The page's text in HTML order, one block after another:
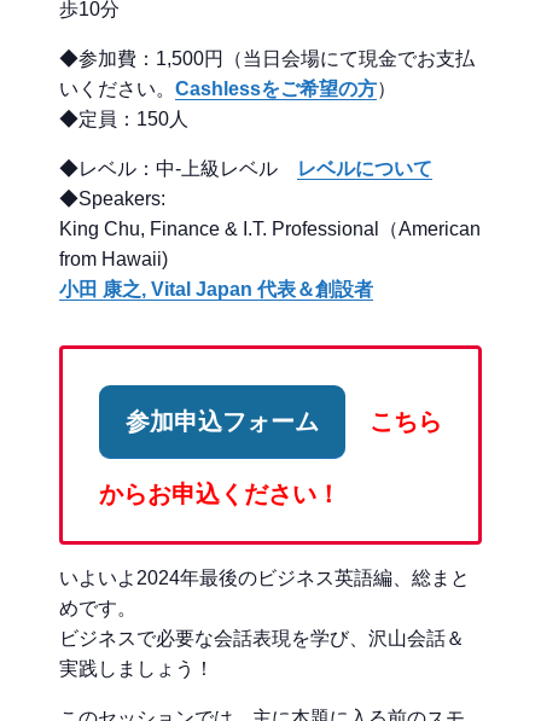
歩10分
◆参加費：1,500円（当日会場にて現金でお支払
いください。 Cashlessをご希望の方）
◆定員：150人
◆レベル：中-上級レベル
レベルについて
◆Speakers:
King Chu, Finance & I.T. Professional（American
from Hawaii)
小田 康之, Vital Japan 代表＆創設者
参加申込フォーム こちら
からお申込ください！
いよいよ2024年最後のビジネス英語編、総まと
めです。
ビジネスで必要な会話表現を学び、沢山会話＆
実践しましょう！